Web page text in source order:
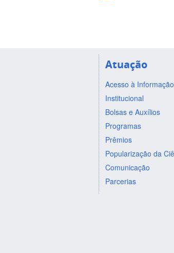
Atuação
Acesso à Informação
Institucional
Bolsas e Auxílios
Programas
Prêmios
Popularização da
Comunicação
Parcerias